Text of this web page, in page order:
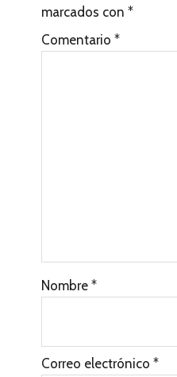
marcados con*
Comentario*
Nombre*
Correo electrónico*